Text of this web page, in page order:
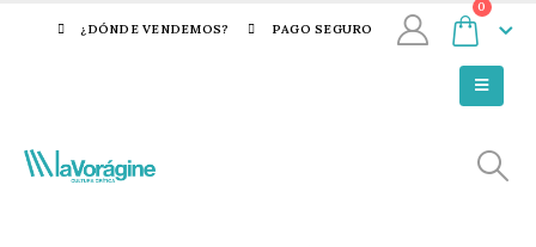
¿DÓNDE VENDEMOS? PAGO SEGURO
0